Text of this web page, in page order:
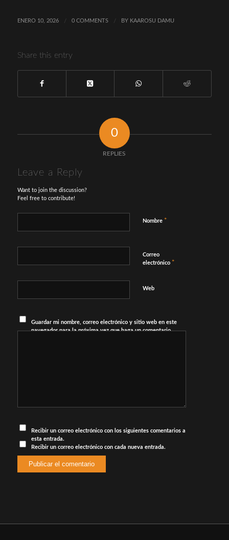
ENERO 10, 2026 / 0 COMMENTS / BY KAAROSU DAMU
Share this entry
0
REPLIES
Leave a Reply
Want to join the discussion?
Feel free to contribute!
Nombre *
Correo
electrónico *
Web
Guardar mi nombre, correo electrónico y sitio web en este
navegador para la próxima vez que haga un comentario.
Recibir un correo electrónico con los siguientes comentarios a
esta entrada.
Recibir un correo electrónico con cada nueva entrada.